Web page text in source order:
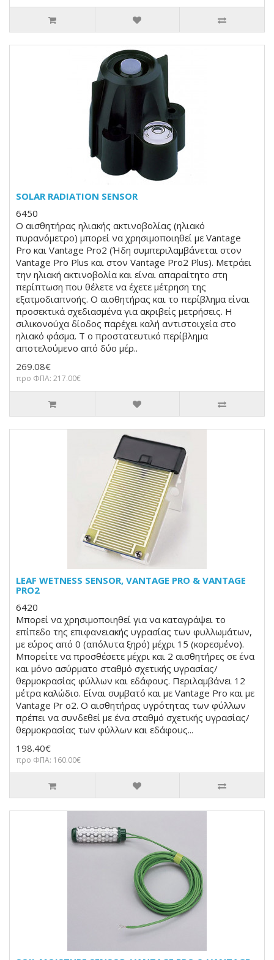
SOLAR RADIATION SENSOR
6450
Ο αισθητήρας ηλιακής ακτινοβολίας (ηλιακό
πυρανόμετρο) μπορεί να χρησιμοποιηθεί με Vantage
Pro και Vantage Pro2 (Ήδη συμπεριλαμβάνεται στον
Vantage Pro Plus και στον Vantage Pro2 Plus). Μετράει
την ηλιακή ακτινοβολία και είναι απαραίτητο στη
περίπτωση που θέλετε να έχετε μέτρηση της
εξατμοδιαπνοής. Ο αισθητήρας και το περίβλημα είναι
προσεκτικά σχεδιασμένα για ακριβείς μετρήσεις. Η
σιλικονούχα δίοδος παρέχει καλή αντιστοιχεία στο
ηλιακό φάσμα. Τ ο προστατευτικό περίβλημα
αποτελούμενο από δύο μέρ..
269.08€
προ ΦΠΑ: 217.00€
LEAF WETNESS SENSOR, VANTAGE PRO & VANTAGE
PRO2
6420
Μπορεί να χρησιμοποιηθεί για να καταγράψει το
επίπεδο της επιφανειακής υγρασίας των φυλλωμάτων,
με εύρος από 0 (απόλυτα ξηρό) μέχρι 15 (κορεσμένο).
Μπορείτε να προσθέσετε μέχρι και 2 αισθητήρες σε ένα
και μόνο ασύρματο σταθμό σχετικής υγρασίας/
θερμοκρασίας φύλλων και εδάφους. Περιλαμβάνει 12
μέτρα καλώδιο. Είναι συμβατό και με Vantage Pro και με
Vantage Pr o2. Ο αισθητήρας υγρότητας των φύλλων
πρέπει να συνδεθεί με ένα σταθμό σχετικής υγρασίας/
θερμοκρασίας των φύλλων και εδάφους...
198.40€
προ ΦΠΑ: 160.00€